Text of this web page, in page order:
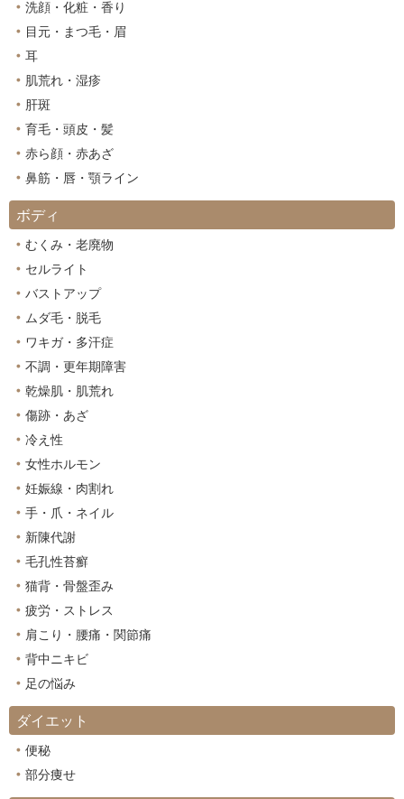
洗顔・化粧・香り
目元・まつ毛・眉
耳
肌荒れ・湿疹
肝斑
育毛・頭皮・髪
赤ら顔・赤あざ
鼻筋・唇・顎ライン
ボディ
むくみ・老廃物
セルライト
バストアップ
ムダ毛・脱毛
ワキガ・多汗症
不調・更年期障害
乾燥肌・肌荒れ
傷跡・あざ
冷え性
女性ホルモン
妊娠線・肉割れ
手・爪・ネイル
新陳代謝
毛孔性苔癬
猫背・骨盤歪み
疲労・ストレス
肩こり・腰痛・関節痛
背中ニキビ
足の悩み
ダイエット
便秘
部分痩せ